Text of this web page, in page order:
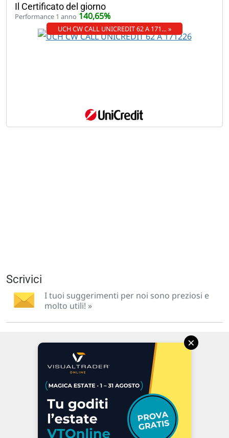
Il Certificato del giorno
Performance 1 anno 140,65%
UCH CW CALL UNICREDIT 62 A 171… »
Scrivici
I tuoi suggerimenti per noi sono preziosi e
molto utili! »
Via Macanno, 38/A
P.IVA 02 452 460 401
Chi siamo
Commenti e segnalazioni
×